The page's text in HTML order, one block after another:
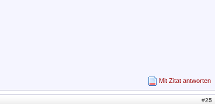
Mit Zitat antworten
#25